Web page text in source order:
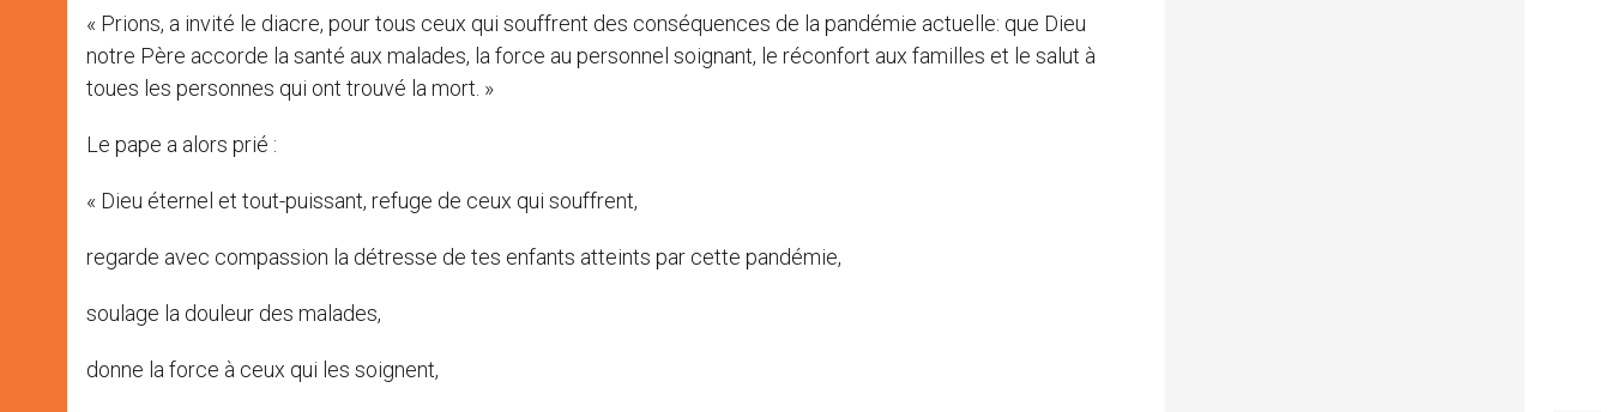
« Prions, a invité le diacre, pour tous ceux qui souffrent des conséquences de la pandémie actuelle: que Dieu
notre Père accorde la santé aux malades, la force au personnel soignant, le réconfort aux familles et le salut à
toues les personnes qui ont trouvé la mort. »
Le pape a alors prié :
« Dieu éternel et tout-puissant, refuge de ceux qui souffrent,
regarde avec compassion la détresse de tes enfants atteints par cette pandémie,
soulage la douleur des malades,
donne la force à ceux qui les soignent,